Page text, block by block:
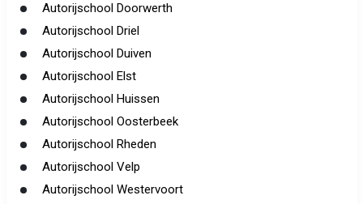
Autorijschool Doorwerth
Autorijschool Driel
Autorijschool Duiven
Autorijschool Elst
Autorijschool Huissen
Autorijschool Oosterbeek
Autorijschool Rheden
Autorijschool Velp
Autorijschool Westervoort